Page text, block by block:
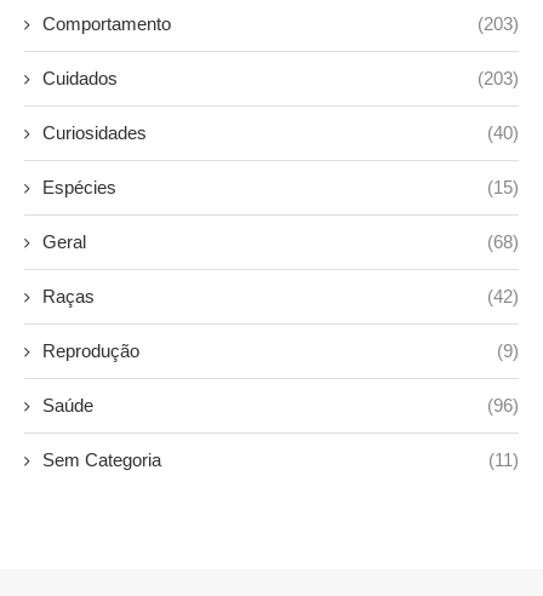
Comportamento (203)
Cuidados (203)
Curiosidades (40)
Espécies (15)
Geral (68)
Raças (42)
Reprodução (9)
Saúde (96)
Sem Categoria (11)